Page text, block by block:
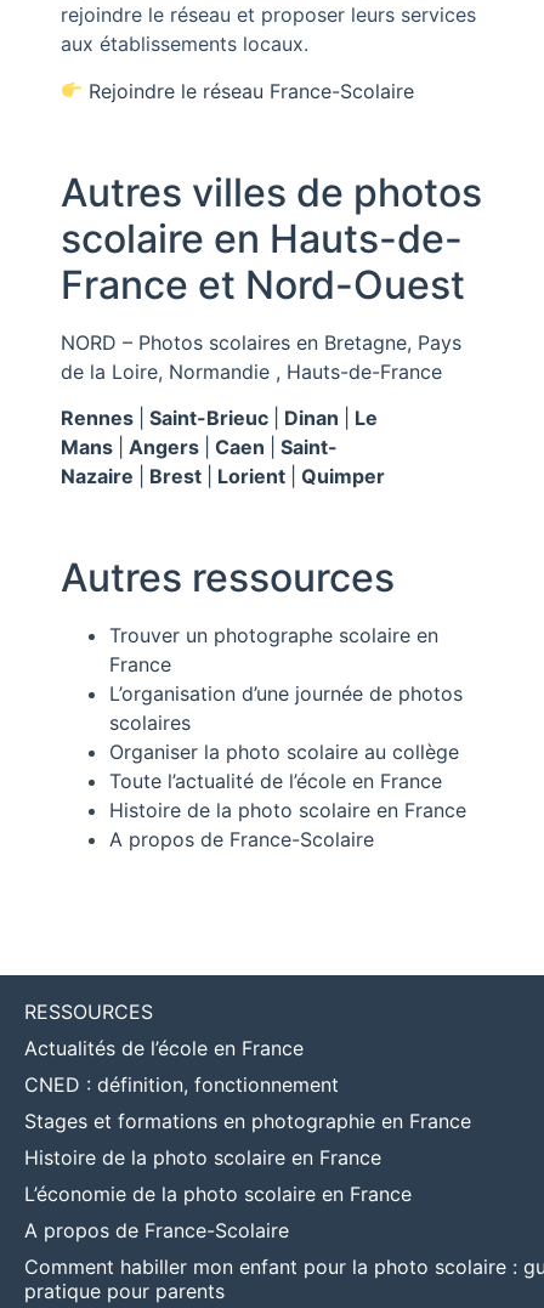
rejoindre le réseau et proposer leurs services
aux établissements locaux.
Rejoindre le réseau France-Scolaire
Autres villes de photos
scolaire en Hauts-de-
France et Nord-Ouest
NORD – Photos scolaires en Bretagne, Pays
de la Loire, Normandie , Hauts-de-France
Rennes
Saint-Brieuc Dinan
Le
Mans
Angers Caen
Saint-
Nazaire
Brest Lorient Quimper
Autres ressources
Trouver un photographe scolaire en
France
L’organisation d’une journée de photos
scolaires
Organiser la photo scolaire au collège
Toute l’actualité de l’école en France
Histoire de la photo scolaire en France
A propos de France-Scolaire
RESSOURCES
Actualités de l’école en France
CNED : définition, fonctionnement
Stages et formations en photographie en France
Histoire de la photo scolaire en France
L’économie de la photo scolaire en France
A propos de France-Scolaire
Comment habiller mon enfant pour la photo scolaire :
pratique pour parents